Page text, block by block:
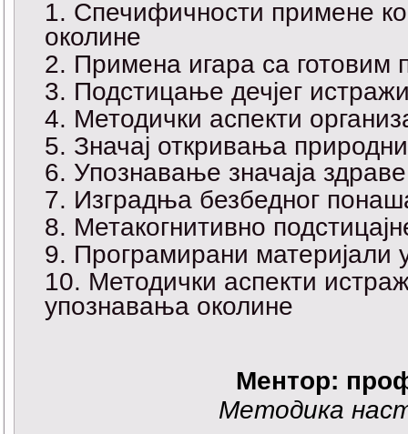
Спечифичности примене
околине
Примена игара са готовим
Подстицање дечјег
Методички аспекти
Значај откривања
Упознавање значаја
Изградња безбедног
Метакогнитивно
Програмирани материјали
Методички аспекти
упознавања околине
Ментор:
Методика